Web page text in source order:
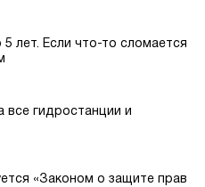
лет. Если что-то сломается
все гидростанции и
«Законом о защите прав